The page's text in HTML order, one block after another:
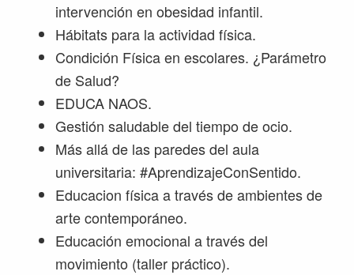
intervención en obesidad infantil.
Hábitats para la actividad física.
Condición Física en escolares. ¿Parámetro
de Salud?
EDUCA NAOS.
Gestión saludable del tiempo de ocio.
Más allá de las paredes del aula
universitaria: #AprendizajeConSentido.
Educacion física a través de ambientes de
arte contemporáneo.
Educación emocional a través del
movimiento (taller práctico).